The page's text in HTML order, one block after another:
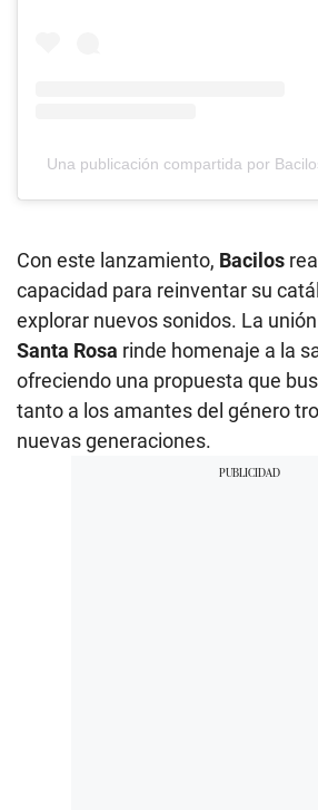
Una publicación compartida por
Con este lanzamiento, Bacilos
capacidad para reinventar su
explorar nuevos sonidos. La
Santa Rosa rinde homenaje a la
ofreciendo una propuesta que
tanto a los amantes del género
nuevas generaciones.